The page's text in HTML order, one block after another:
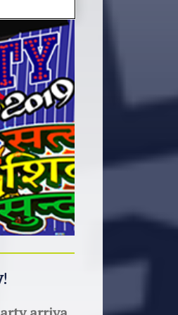
!